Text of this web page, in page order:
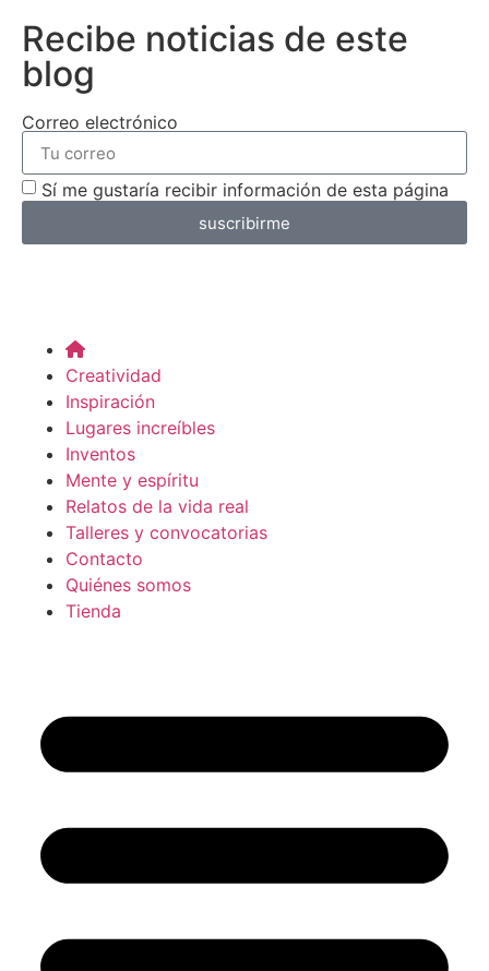
Recibe noticias de este
blog
Correo electrónico
Sí me gustaría recibir información de esta página
suscribirme
Creatividad
Inspiración
Lugares increíbles
Inventos
Mente y espíritu
Relatos de la vida real
Talleres y convocatorias
Contacto
Quiénes somos
Tienda